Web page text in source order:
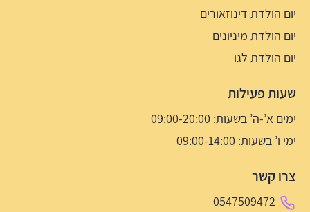
יום הולדת דינוזאורים
יום הולדת מיניונים
יום הולדת לגו
שעות פעילות
ימים א’-ה’ בשעות: 09:00-20:00
ימי ו’ בשעות: 09:00-14:00
צרו קשר
0547509472